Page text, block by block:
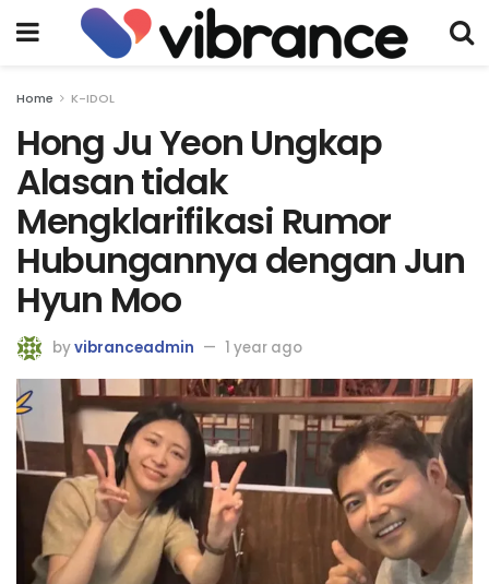
Home K-IDOL
Hong Ju Yeon Ungkap
Alasan tidak
Mengklarifikasi Rumor
Hubungannya dengan Jun
Hyun Moo
byvibranceadmin 1 year ago